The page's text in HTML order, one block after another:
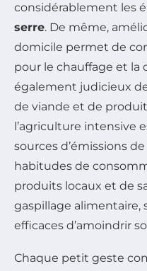
considérablement les
serre. De même,
domicile permet de
pour le chauffage et la
également judicieux
de viande et de
l’agriculture intensive
sources d’émissions
habitudes de
produits locaux et de
gaspillage alimentaire,
efficaces d’amoindrir
Chaque petit geste